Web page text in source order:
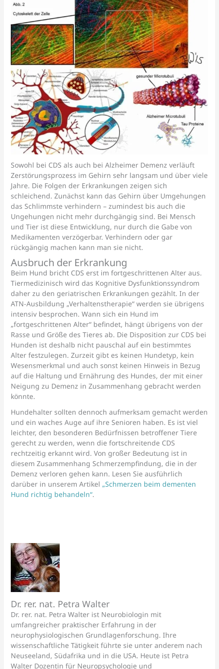
Sowohl bei CDS als auch bei Alzheimer Demenz verläuft
Zerstörungsprozess im Gehirn sehr langsam und über viele
Jahre. Die Folgen der Erkrankungen zeigen sich
schleichend. Zunächst kann das Gehirn über Umgehungen
das Schlimmste verhindern – zumindest bis auch die
Ungehungen nicht mehr durchgängig sind. Bei Mensch
und Tier ist diese Entwicklung, nur durch die Gabe von
Medikamenten verzögerbar. Verhindern oder gar
rückgängig machen kann man sie nicht.
Ausbruch der Erkrankung
Beim Hund bricht CDS erst im fortgeschrittenen Alter aus.
Tiermedizinisch wird das Kognitive Dysfunktionssyndrom
daher zu den geriatrischen Erkrankungen gezählt. In der
ATN-Ausbildung „Verhaltenstherapie“ werden sie übrigens
intensiv besprochen. Wann sich ein Hund im
„fortgeschrittenen Alter“ befindet, hängt übrigens von der
Rasse und Größe des Tieres ab. Die Disposition zur CDS bei
Hunden ist deshalb nicht pauschal auf ein bestimmtes
Alter festzulegen. Zurzeit gibt es keinen Hundetyp, kein
Wesensmerkmal und auch sonst keinen Hinweis in Bezug
auf die Haltung und Ernährung des Hundes, der mit einer
Neigung zu Demenz in Zusammenhang gebracht werden
könnte.
Hundehalter sollten dennoch aufmerksam gemacht werden
und ein waches Auge auf ihre Senioren haben. Es ist viel
leichter, den besonderen Bedürfnissen betroffener Tiere
gerecht zu werden, wenn die fortschreitende CDS
rechtzeitig erkannt wird. Von großer Bedeutung ist in
diesem Zusammenhang Schmerzempfindung, die in der
Demenz verloren gehen kann. Lesen Sie ausführlich
darüber in unserem Artikel „Schmerzen beim dementen
Hund richtig behandeln“.
Dr. rer. nat. Petra Walter
Dr. rer. nat. Petra Walter ist Neurobiologin mit
umfangreicher praktischer Erfahrung in der
neurophysiologischen Grundlagenforschung. Ihre
wissenschaftliche Tätigkeit führte sie unter anderem nach
Neuseeland, Südafrika und in die USA. Heute ist Petra
Walter Dozentin für Neuropsychologie und